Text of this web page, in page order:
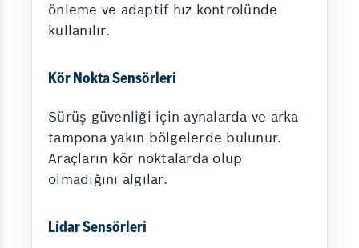
önleme ve adaptif hız kontrolünde
kullanılır.
Kör Nokta Sensörleri
Sürüş güvenliği için aynalarda ve arka
tampona yakın bölgelerde bulunur.
Araçların kör noktalarda olup
olmadığını algılar.
Lidar Sensörleri